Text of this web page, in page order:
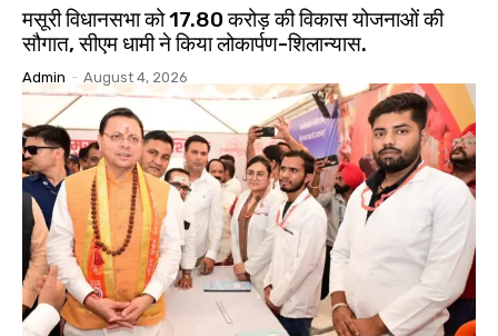
मसूरी विधानसभा को 17.80 करोड़ की विकास योजनाओं की
सौगात, सीएम धामी ने किया लोकार्पण-शिलान्यास.
Admin - August 4, 2026